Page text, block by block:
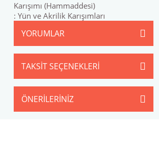
Karışımı (Hammaddesi)
: Yün ve Akrilik Karışımları
YORUMLAR
TAKSIT SEÇENEKLERI
ÖNERILERINIZ